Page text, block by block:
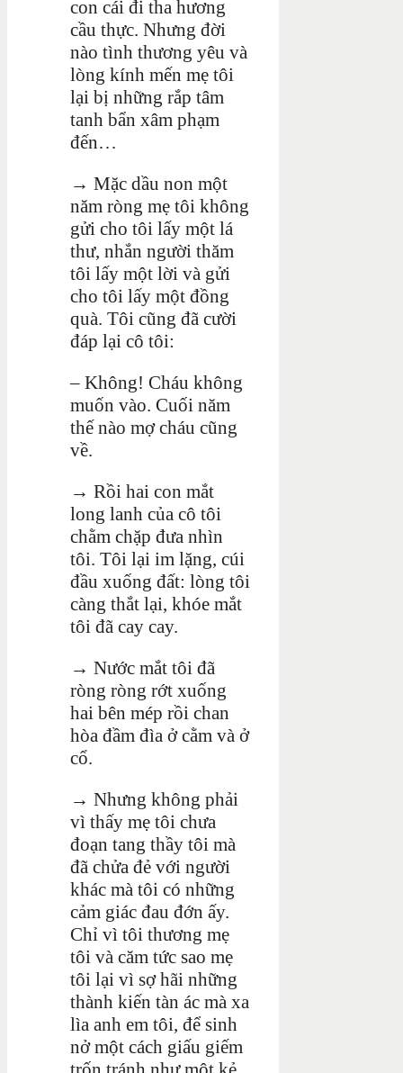
con cái đi tha hương
cầu thực. Nhưng đời
nào tình thương yêu và
lòng kính mến mẹ tôi
lại bị những rắp tâm
tanh bẩn xâm phạm
đến…
→ Mặc dầu non một
năm ròng mẹ tôi không
gửi cho tôi lấy một lá
thư, nhắn người thăm
tôi lấy một lời và gửi
cho tôi lấy một đồng
quà. Tôi cũng đã cười
đáp lại cô tôi:
– Không! Cháu không
muốn vào. Cuối năm
thế nào mợ cháu cũng
về.
→ Rồi hai con mắt
long lanh của cô tôi
chằm chặp đưa nhìn
tôi. Tôi lại im lặng, cúi
đầu xuống đất: lòng tôi
càng thắt lại, khóe mắt
tôi đã cay cay.
→ Nước mắt tôi đã
ròng ròng rớt xuống
hai bên mép rồi chan
hòa đầm đìa ở cằm và ở
cổ.
→ Nhưng không phải
vì thấy mẹ tôi chưa
đoạn tang thầy tôi mà
đã chửa đẻ với người
khác mà tôi có những
cảm giác đau đớn ấy.
Chỉ vì tôi thương mẹ
tôi và căm tức sao mẹ
tôi lại vì sợ hãi những
thành kiến tàn ác mà xa
lìa anh em tôi, để sinh
nở một cách giấu giếm